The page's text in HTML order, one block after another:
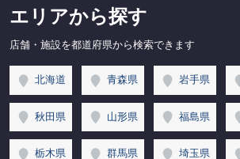
エリアから探す
店舗・施設を都道府県から検索できます
北海道 青森県 岩手県
秋田県 山形県 福島県
栃木県 群馬県 埼玉県